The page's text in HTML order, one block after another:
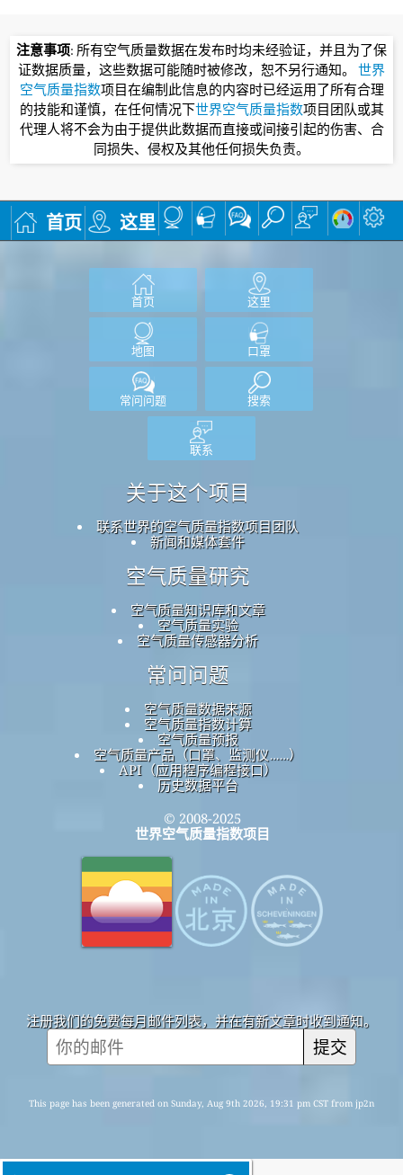
注意事项: 所有空气质量数据在发布时均未经验证，并且为了保
证数据质量，这些数据可能随时被修改，恕不另行通知。 世界
空气质量指数项目在编制此信息的内容时已经运用了所有合理
的技能和谨慎，在任何情况下世界空气质量指数项目团队或其
代理人将不会为由于提供此数据而直接或间接引起的伤害、合
同损失、侵权及其他任何损失负责。
首页 这里
首页 这里
地图 口罩
常问问题 搜索
联系
关于这个项目
联系世界的空气质量指数项目团队
新闻和媒体套件
空气质量研究
空气质量知识库和文章
空气质量实验
空气质量传感器分析
常问问题
空气质量数据来源
空气质量指数计算
空气质量预报
空气质量产品（口罩、监测仪……）
API（应用程序编程接口）
历史数据平台
© 2008-2025
世界空气质量指数项目
注册我们的免费每月邮件列表，并在有新文章时收到通知。
提交
This page has been generated on Sunday, Aug 9th 2026, 19:31 pm CST from jp2n